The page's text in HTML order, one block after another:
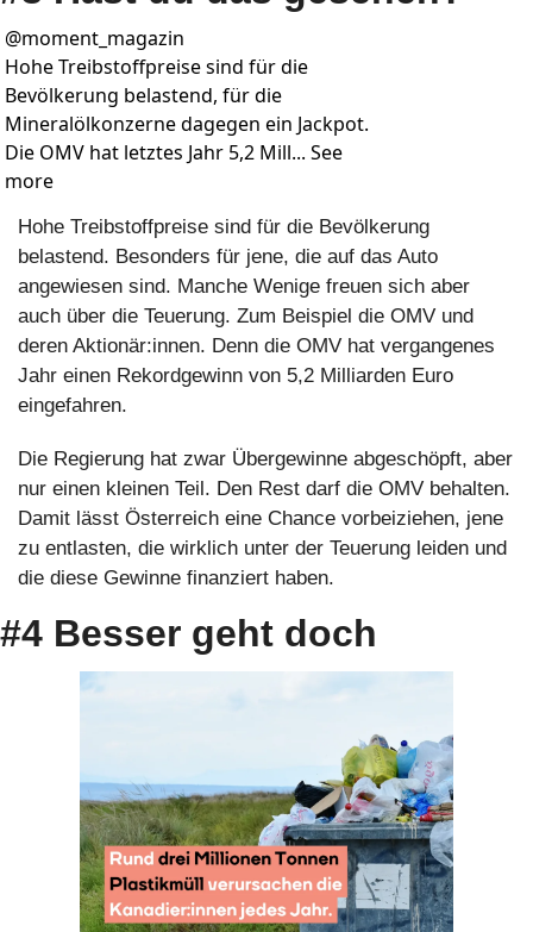
@moment_magazin
Hohe Treibstoffpreise sind für die
Bevölkerung belastend, für die
Mineralölkonzerne dagegen ein Jackpot.
Die OMV hat letztes Jahr 5,2 Mill... See
more
Hohe Treibstoffpreise sind für die Bevölkerung
belastend. Besonders für jene, die auf das Auto
angewiesen sind. Manche Wenige freuen sich aber
auch über die Teuerung. Zum Beispiel die OMV und
deren Aktionär:innen. Denn die OMV hat vergangenes
Jahr einen Rekordgewinn von 5,2 Milliarden Euro
eingefahren.
Die Regierung hat zwar Übergewinne abgeschöpft, aber
nur einen kleinen Teil. Den Rest darf die OMV behalten.
Damit lässt Österreich eine Chance vorbeiziehen, jene
zu entlasten, die wirklich unter der Teuerung leiden und
die diese Gewinne finanziert haben.
#4 Besser geht doch